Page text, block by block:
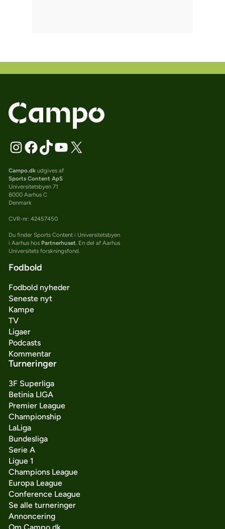
Campo.dkudgives af
Sports Content ApS
Universitetsbyen 71
8000 Aarhus C
Denmark
CVR-nr: 42457450
Du finder Sports Content i Universitetsbyen
i Aarhus hos Partnerhuset. En del af Aarhus
Universitets forskningsfond.
Fodbold
Fodbold nyheder
Seneste nyt
Kampe
TV
Ligaer
Podcasts
Kommentar
Turneringer
3F Superliga
Betinia LIGA
Premier League
Championship
LaLiga
Bundesliga
Serie A
Ligue 1
Champions League
Europa League
Conference League
Se alle turneringer
Annoncering